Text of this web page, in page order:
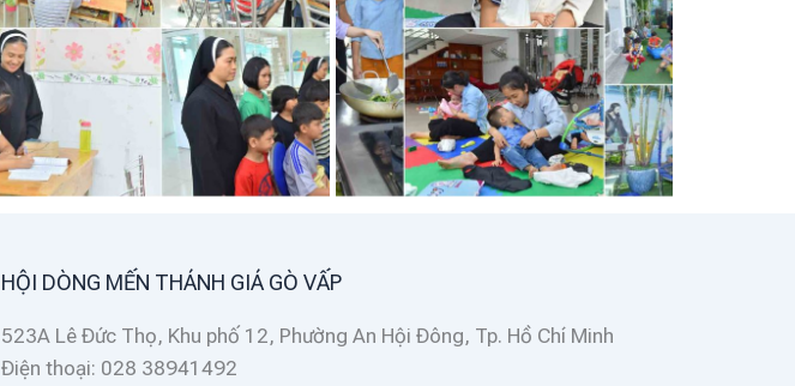
HỘI DÒNG MẾN THÁNH GIÁ GÒ VẤP
523A Lê Đức Thọ, Khu phố 12, Phường An Hội Đông, Tp. Hồ Chí Minh
Điện thoại: 028 38941492